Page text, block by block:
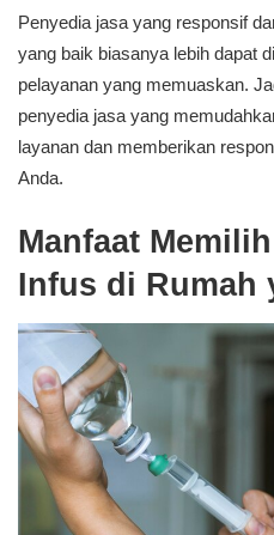
Penyedia jasa yang responsif
yang baik biasanya lebih dapat
pelayanan yang memuaskan.
penyedia jasa yang
layanan dan memberikan
Anda.
Manfaat
Infus di Rumah